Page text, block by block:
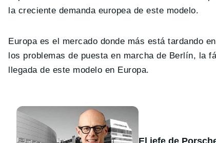
la creciente demanda europea de este modelo.
Europa es el mercado donde más está tardando
los problemas de puesta en marcha de Berlín, la
llegada de este modelo en Europa.
El jefe de